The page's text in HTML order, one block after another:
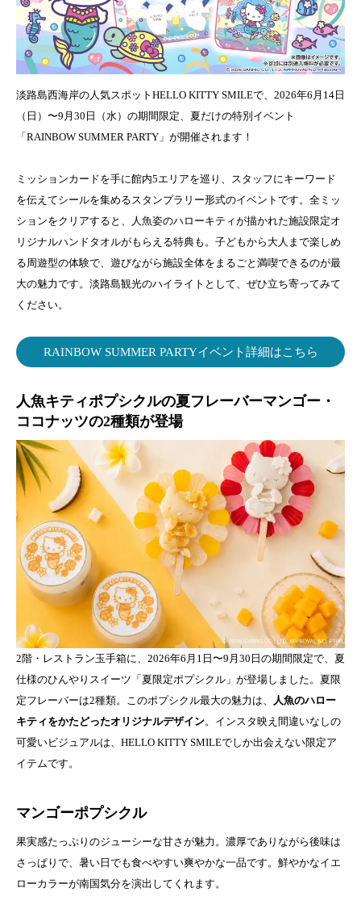
淡路島西海岸の人気スポットHELLO KITTY SMILEで、2026年6月14日
（日）〜9月30日（水）の期間限定、夏だけの特別イベント
「RAINBOW SUMMER PARTY」が開催されます！
ミッションカードを手に館内5エリアを巡り、スタッフにキーワード
を伝えてシールを集めるスタンプラリー形式のイベントです。全ミッ
ションをクリアすると、人魚姿のハローキティが描かれた施設限定オ
リジナルハンドタオルがもらえる特典も。子どもから大人まで楽しめ
る周遊型の体験で、遊びながら施設全体をまるごと満喫できるのが最
大の魅力です。淡路島観光のハイライトとして、ぜひ立ち寄ってみて
ください。
RAINBOW SUMMER PARTYイベント詳細はこちら
人魚キティポプシクルの夏フレーバーマンゴー・
ココナッツの2種類が登場
2階・レストラン玉手箱に、2026年6月1日〜9月30日の期間限定で、夏
仕様のひんやりスイーツ「夏限定ポプシクル」が登場しました。夏限
定フレーバーは2種類。このポプシクル最大の魅力は、
人魚のハロー
キティをかたどったオリジナルデザイン。インスタ映え間違いなしの
可愛いビジュアルは、HELLO KITTY SMILEでしか出会えない限定ア
イテムです。
マンゴーポプシクル
果実感たっぷりのジューシーな甘さが魅力。濃厚でありながら後味は
さっぱりで、暑い日でも食べやすい爽やかな一品です。鮮やかなイエ
ローカラーが南国気分を演出してくれます。